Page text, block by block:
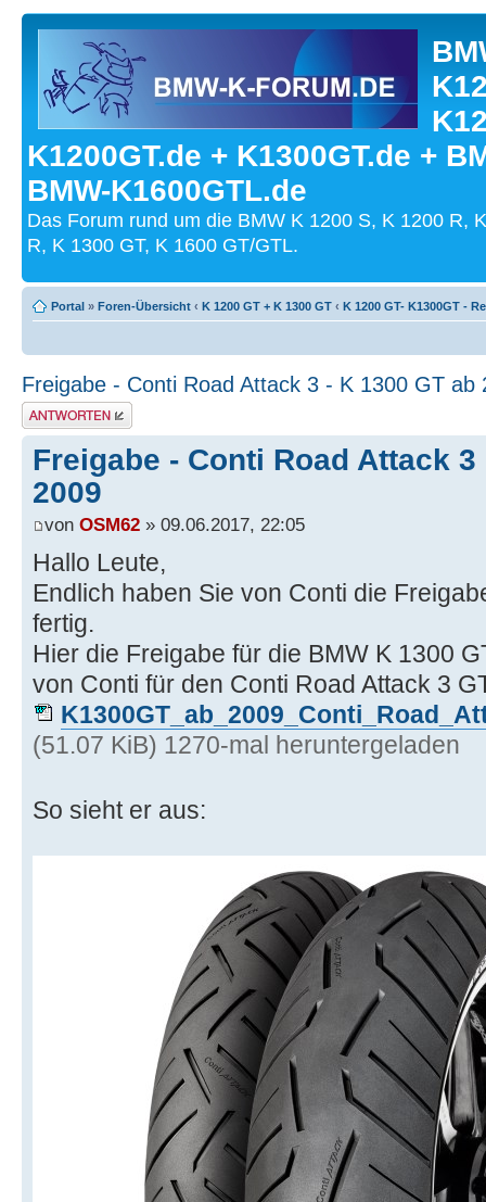
K1200GT.de + K1300GT.de +
BMW-K1600GTL.de
Das Forum rund um die BMW K 1200 S, K 1200 R,
R, K 1300 GT, K 1600 GT/GTL.
Portal » Foren-Übersicht ‹ K 1200 GT + K 1300 GT ‹ K 1200 GT- K1300GT -
Freigabe - Conti Road Attack 3 - K 1300 GT ab
Antwort schreiben
Freigabe - Conti Road Attack 3
2009
von OSM62 » 09.06.2017, 22:05
Hallo Leute,
Endlich haben Sie von Conti die
fertig.
Hier die Freigabe für die BMW K 1300
von Conti für den Conti Road Attack 3
(51.07 KiB) 1270-mal heruntergeladen
So sieht er aus: